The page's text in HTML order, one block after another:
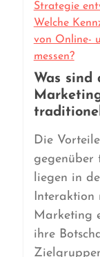
Strategie
Welche
von Online-
messen?
Was sind
Die
liegen in
Interaktion
Marketing
ihre